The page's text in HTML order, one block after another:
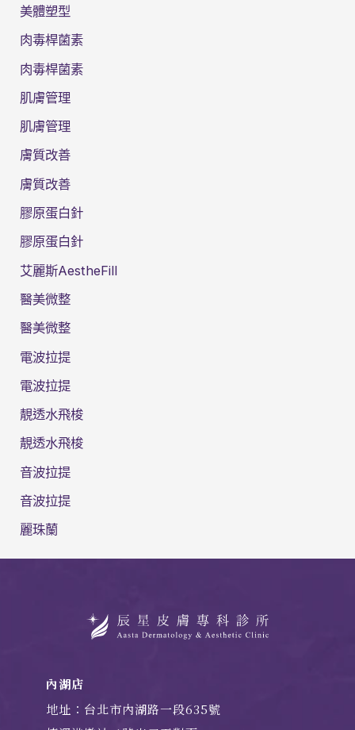
美體塑型
肉毒桿菌素
肉毒桿菌素
肌膚管理
肌膚管理
膚質改善
膚質改善
膠原蛋白針
膠原蛋白針
艾麗斯AestheFill
醫美微整
醫美微整
電波拉提
電波拉提
靚透水飛梭
靚透水飛梭
音波拉提
音波拉提
麗珠蘭
內湖店
地址：台北市內湖路一段635號